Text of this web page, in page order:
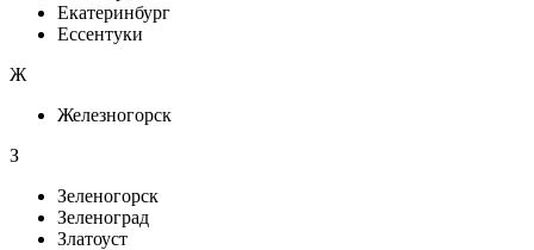
Екатеринбург
Ессентуки
Ж
Железногорск
З
Зеленогорск
Зеленоград
Златоуст